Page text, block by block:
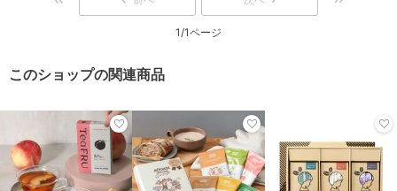
1/1ページ
このショップの関連商品